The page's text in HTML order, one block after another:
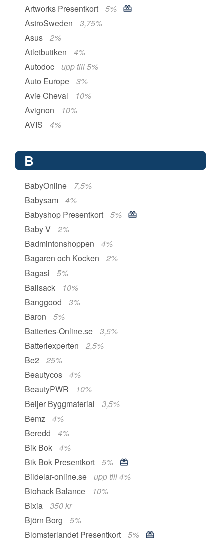
Artworks Presentkort
5%
AstroSweden
3,75%
Asus
2%
Atletbutiken
4%
Autodoc
upp till 5%
Auto Europe
3%
Avie Cheval
10%
Avignon
10%
AVIS
4%
B
BabyOnline
7,5%
Babysam
4%
Babyshop Presentkort
5%
Baby V
2%
Badmintonshoppen
4%
Bagaren och Kocken
2%
Bagasi
5%
Ballsack
10%
Banggood
3%
Baron
5%
Batteries-Online.se
3,5%
Batteriexperten
2,5%
Be2
25%
Beautycos
4%
BeautyPWR
10%
Beijer Byggmaterial
3,5%
Bemz
4%
Beredd
4%
Bik Bok
4%
Bik Bok Presentkort
5%
Bildelar-online.se
upp till 4%
Biohack Balance
10%
Bixia
350 kr
Björn Borg
5%
Blomsterlandet Presentkort
5%